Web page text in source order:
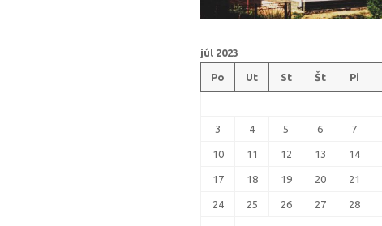
júl 2023
Po Ut St Št Pi
3 4 5 6 7
10 11 12 13 14
17 18 19 20 21
24 25 26 27 28